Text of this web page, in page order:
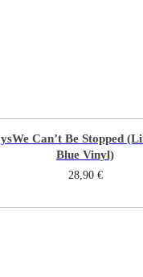
We Can’t Be Stopped
Blue Vinyl)
28,90 €